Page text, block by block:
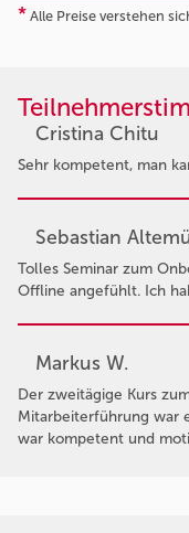
* Alle Preise verstehen
Cristina Chitu
Sehr kompetent, man
Sebastian
Tolles Seminar zum
Offline angefühlt. Ich
Markus W.
Der zweitägige Kurs
Mitarbeiterführung war
war kompetent und